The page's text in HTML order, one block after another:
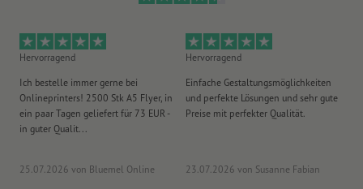
Hervorragend
Ich bestelle immer gerne bei
Onlineprinters! 2500 Stk A5 Flyer, in
ein paar Tagen geliefert für 73 EUR -
in guter Qualit...
25.07.2026 von Bluemel Online
Hervorragend
Einfache Gestaltungsmöglichkeiten
und perfekte Lösungen und sehr gute
Preise mit perfekter Qualität.
23.07.2026 von Susanne Fabian